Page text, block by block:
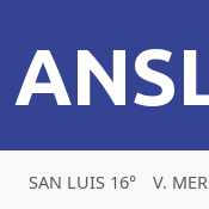
SAN LUIS 16° V.